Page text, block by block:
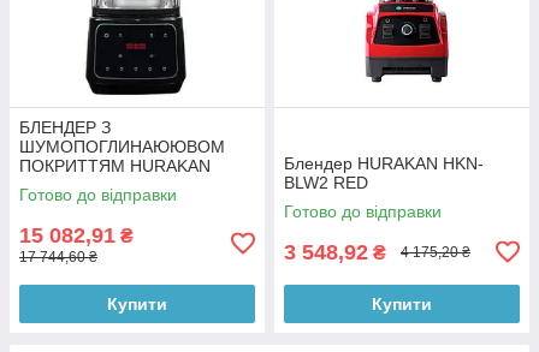
БЛЕНДЕР З
ШУМОПОГЛИНАЮЮВОМ
ПОКРИТТЯМ HURAKAN
HKN-HBH2000STH
Готово до відправки
15 082,91 ₴
17 744,60 ₴
Купити
Блендер HURAKAN HKN-
BLW2 RED
Готово до відправки
3 548,92 ₴ 4 175,20 ₴
Купити